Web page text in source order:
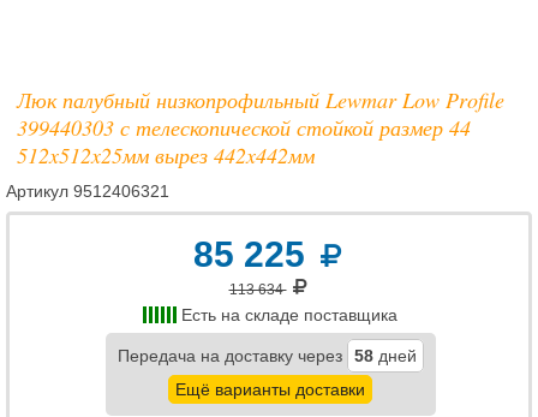
Люк палубный низкопрофильный Lewmar Low Profile
399440303 с телескопической стойкой размер 44
512x512x25мм вырез 442x442мм
Артикул 9512406321
85 225
113 634
Есть на складе поставщика
Передача на доставку через 58 дней
Ещё варианты доставки